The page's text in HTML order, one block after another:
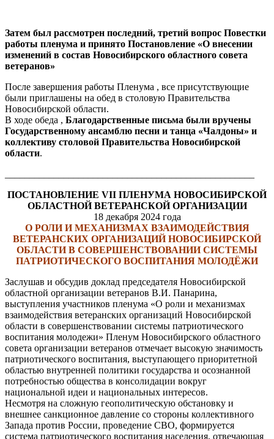
Затем был рассмотрен последний, третий вопрос Повестки
работы пленума и принято Постановление «О внесении
изменений в состав Новосибирского областного совета
ветеранов»
После завершения работы Пленума , все присутствующие
были приглашены на обед в столовую Правительства
Новосибирской области.
В ходе обеда , Благодарственные письма были вручены
Государственному ансамблю песни и танца «Чалдоны» и
коллективу столовой Правительства Новосибирской
области.
ПОСТАНОВЛЕНИЕ VII ПЛЕНУМА НОВОСИБИРСКОЙ
ОБЛАСТНОЙ ВЕТЕРАНСКОЙ ОРГАНИЗАЦИИ
18 декабря 2024 года
О РОЛИ И МЕХАНИЗМАХ ВЗАИМОДЕЙСТВИЯ
ВЕТЕРАНСКИХ ОРГАНИЗАЦИЙ НОВОСИБИРСКОЙ
ОБЛАСТИ В СОВЕРШЕНСТВОВАНИИ СИСТЕМЫ
ПАТРИОТИЧЕСКОГО ВОСПИТАНИЯ МОЛОДЁЖИ
Заслушав и обсудив доклад председателя Новосибирской
областной организации ветеранов В.И. Панарина,
выступления участников пленума «О роли и механизмах
взаимодействия ветеранских организаций Новосибирской
области в совершенствовании системы патриотического
воспитания молодежи» Пленум Новосибирского областного
совета организации ветеранов отмечает высокую значимость
патриотического воспитания, выступающего приоритетной
областью внутренней политики государства и осознанной
потребностью общества в консолидации вокруг
национальной идеи и национальных интересов.
Несмотря на сложную геополитическую обстановку и
внешнее санкционное давление со стороны коллективного
Запада против России, проведение СВО, формируется
система патриотического воспитания населения, отвечающая